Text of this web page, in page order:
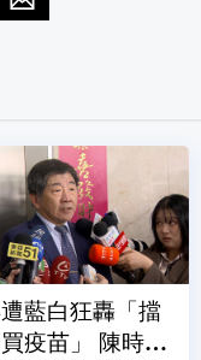
藍白狂轟「擋
疫苗」 陳時